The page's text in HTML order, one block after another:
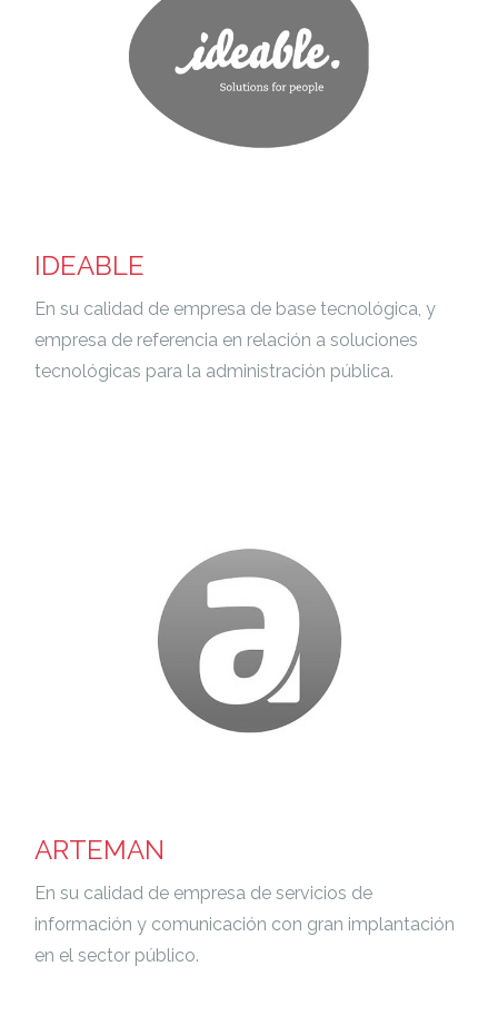
IDEABLE
En su calidad de empresa de base tecnológica, y
empresa de referencia en relación a soluciones
tecnológicas para la administración pública.
ARTEMAN
En su calidad de empresa de servicios de
información y comunicación con gran implantación
en el sector público.